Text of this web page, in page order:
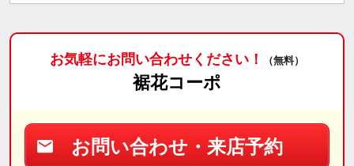
お気軽にお問い合わせください！ （無料）
裾花コーポ
お問い合わせ・来店予約